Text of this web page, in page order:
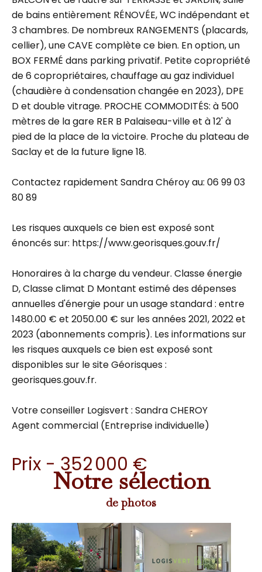
de bains entièrement RÉNOVÉE, WC indépendant et
3 chambres. De nombreux RANGEMENTS (placards,
cellier), une CAVE complète ce bien. En option, un
BOX FERMÉ dans parking privatif. Petite copropriété
de 6 copropriétaires, chauffage au gaz individuel
(chaudière à condensation changée en 2023), DPE
D et double vitrage. PROCHE COMMODITÉS: à 500
mètres de la gare RER B Palaiseau-ville et à 12' à
pied de la place de la victoire. Proche du plateau de
Saclay et de la future ligne 18.
Contactez rapidement Sandra Chéroy au: 06 99 03
80 89
Les risques auxquels ce bien est exposé sont
énoncés sur: https://www.georisques.gouv.fr/
Honoraires à la charge du vendeur. Classe énergie
D, Classe climat D Montant estimé des dépenses
annuelles d'énergie pour un usage standard : entre
1480.00 € et 2050.00 € sur les années 2021, 2022 et
2023 (abonnements compris). Les informations sur
les risques auxquels ce bien est exposé sont
disponibles sur le site Géorisques :
georisques.gouv.fr.
Votre conseiller Logisvert : Sandra CHEROY
Agent commercial (Entreprise individuelle)
Prix - 352 000 €
Notre sélection
de photos